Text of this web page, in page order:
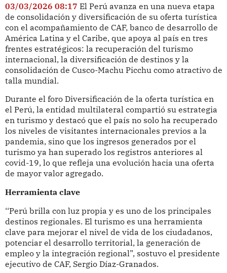
03/03/2026 08:17 El Perú avanza en una nueva etapa
de consolidación y diversificación de su oferta turística
con el acompañamiento de CAF, banco de desarrollo de
América Latina y el Caribe, que apoya al país en tres
frentes estratégicos: la recuperación del turismo
internacional, la diversificación de destinos y la
consolidación de Cusco-Machu Picchu como atractivo de
talla mundial.
Durante el foro Diversificación de la oferta turística en
el Perú, la entidad multilateral compartió su estrategia
en turismo y destacó que el país no solo ha recuperado
los niveles de visitantes internacionales previos a la
pandemia, sino que los ingresos generados por el
turismo ya han superado los registros anteriores al
covid-19, lo que refleja una evolución hacia una oferta
de mayor valor agregado.
Herramienta clave
‘‘Perú brilla con luz propia y es uno de los principales
destinos regionales. El turismo es una herramienta
clave para mejorar el nivel de vida de los ciudadanos,
potenciar el desarrollo territorial, la generación de
empleo y la integración regional”, sostuvo el presidente
ejecutivo de CAF, Sergio Díaz-Granados.